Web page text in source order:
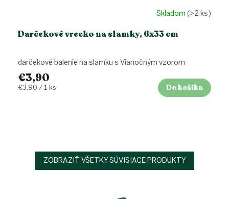
Darčekové vrecko na slamky, 6x33 cm
Skladom (>2 ks)
€3,90
Jednotková
€3,90 / 1 ks Do košíka
darčekové balenie na slamku s Vianočným vzorom
ZOBRAZIŤ VŠETKY SÚVISIACE PRODUKTY